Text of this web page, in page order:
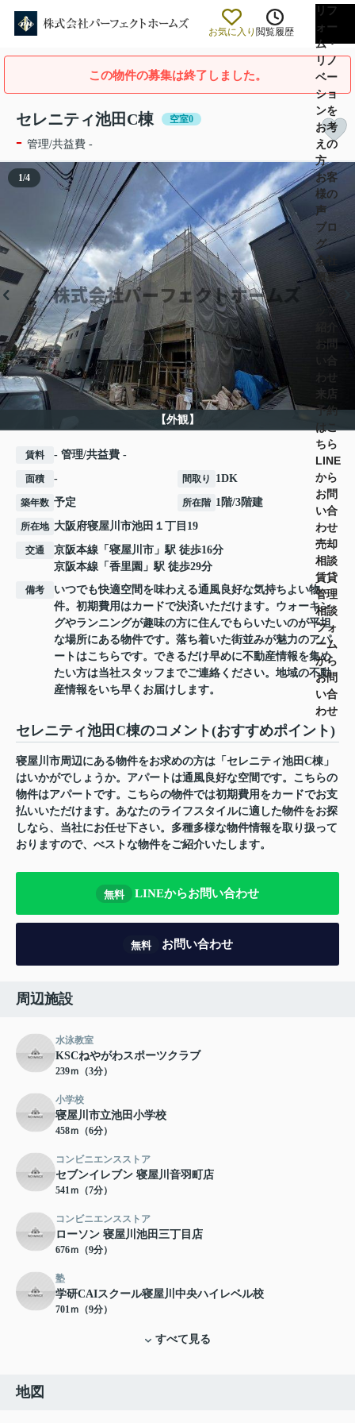
お気に入り 閲覧履歴
リフ
ォー
ム・
リノ
ベー
ショ
ンを
お考
えの
方
お客
様の
声
ブロ
グ
会社
概要
スタ
ッフ
お問
い合
わせ
来店
予約
はこ
ちら
LINE
から
お問
い合
わせ
売却
相談
賃貸
管理
相談
フォ
ーム
から
お問
い合
わせ
この物件の募集は終了しました。
セレニティ池田C棟 空室0
- 管理/共益費 -
【外観】
1/4
賃料 - 管理/共益費 -
面積 - 間取り 1DK
築年数 予定 所在階 1階/3階建
所在地 大阪府寝屋川市池田 １丁目19
交通 京阪本線 「 寝屋川市 」駅 徒歩16分
京阪本線 「 香里園 」駅 徒歩29分
備考
いつでも快適空間を味わえる通風良好な気持ちよい物
件。初期費用はカードで決済いただけます。ウォーキン
グやランニングが趣味の方に住んでもらいたいのが平坦
な場所にある物件です。落ち着いた街並みが魅力のアパ
ートはこちらです。できるだけ早めに不動産情報を集め
たい方は当社スタッフまでご連絡ください。地域の不動
産情報をいち早くお届けします。
セレニティ池田C棟のコメント(おすすめポイント)
寝屋川市周辺にある物件をお求めの方は「セレニティ池田C棟」
はいかがでしょうか。アパートは通風良好な空間です。こちらの
物件はアパートです。こちらの物件では初期費用をカードでお支
払いいただけます。あなたのライフスタイルに適した物件をお探
しなら、当社にお任せ下さい。多種多様な物件情報を取り扱って
おりますので、べストな物件をご紹介いたします。
無料 LINEからお問い合わせ
無料 お問い合わせ
周辺施設
水泳教室
KSCねやがわスポーツクラブ
239ｍ（3分）
小学校
寝屋川市立池田小学校
458ｍ（6分）
コンビニエンスストア
セブンイレブン 寝屋川音羽町店
541ｍ（7分）
コンビニエンスストア
ローソン 寝屋川池田三丁目店
676ｍ（9分）
塾
学研CAIスクール寝屋川中央ハイレベル校
701ｍ（9分）
すべて見る
地図